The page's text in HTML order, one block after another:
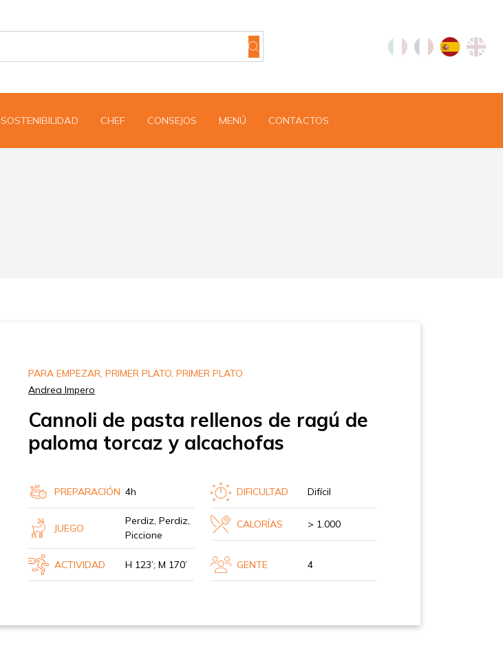
SOSTENIBILIDAD CHEF CONSEJOS MENÚ CONTACTOS
PARA EMPEZAR, PRIMER PLATO, PRIMER PLATO
Andrea Impero
Cannoli de pasta rellenos de ragú de
paloma torcaz y alcachofas
PREPARACIÓN 4h DIFICULTAD Difícil
JUEGO
Perdiz, Perdiz,
Piccione
CALORÍAS > 1.000
ACTIVIDAD H 123’; M 170’ GENTE 4